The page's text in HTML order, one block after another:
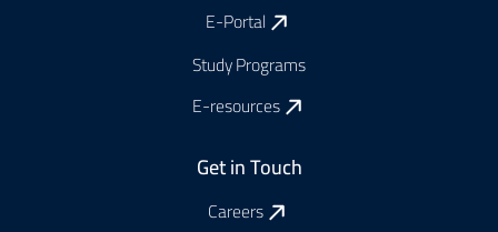
E-Portal
Study Programs
E-resources
Get in Touch
Careers